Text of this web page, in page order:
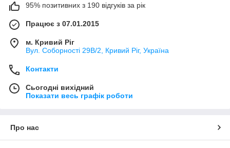
95% позитивних з 190 відгуків за рік
Працює з 07.01.2015
м. Кривий Ріг
Вул. Соборності 29В/2, Кривий Ріг, Україна
Контакти
Сьогодні вихідний
Показати весь графік роботи
Про нас